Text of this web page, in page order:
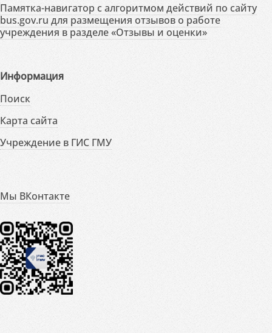
Памятка-навигатор с алгоритмом действий по сайту
bus.gov.ru для размещения отзывов о работе
учреждения в разделе «Отзывы и оценки»
Информация
Поиск
Карта сайта
Учреждение в ГИС ГМУ
Мы ВКонтакте